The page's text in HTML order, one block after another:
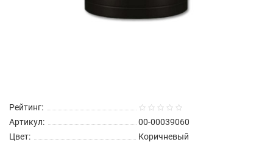
Рейтинг:
Артикул:
00-00039060
Цвет:
Коричневый